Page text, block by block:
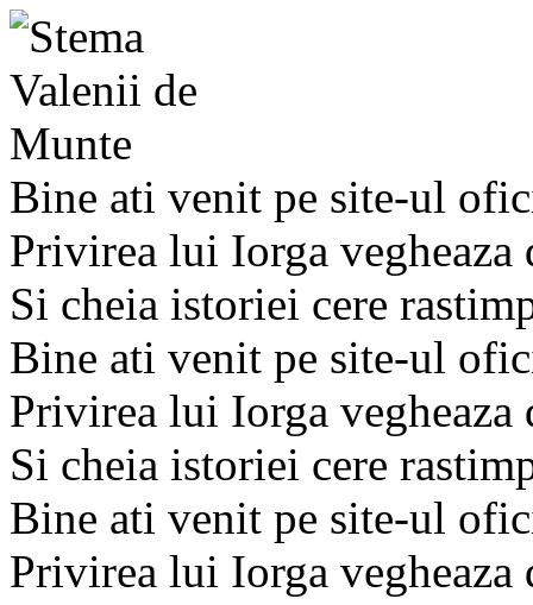
Bine ati venit pe site-ul
Privirea lui Iorga
Si cheia istoriei cere
Bine ati venit pe site-ul
Privirea lui Iorga
Si cheia istoriei cere
Bine ati venit pe site-ul
Privirea lui Iorga